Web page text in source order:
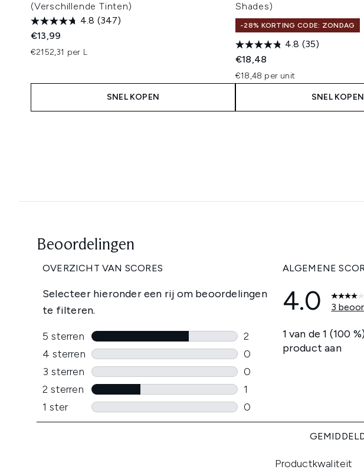
(Verschillende Tinten)
4.8 (347)
€13,99
€2152,31 per L
SNEL KOPEN
Shades)
-28% KORTING CODE: ZONDAG
4.8 (35)
€18,48
€18,48 per unit
SNEL KOPEN